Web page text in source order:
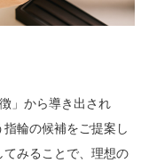
」から導き出され
輪の候補をご提案し
てみることで、理想の